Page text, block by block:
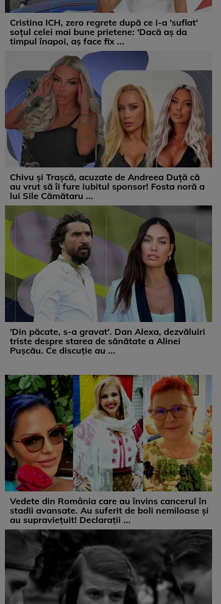
Cristina ICH, zero regrete după ce i-a 'suflat'
soțul celei mai bune prietene: 'Dacă aș da
timpul înapoi, aș face fix ...
Chivu și Trașcă, acuzate de Andreea Duță că
au vrut să îi fure iubitul sponsor! Fosta noră a
lui Sile Cămătaru ...
'Din păcate, s-a gravat'. Dan Alexa, dezvăluiri
triste despre starea de sănătate a Alinei
Pușcău. Ce discuție au ...
Vedete din România care au învins cancerul în
stadii avansate. Au suferit de boli nemiloase şi
au supravieţuit! Declarații ...